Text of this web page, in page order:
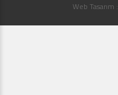
Web Tasarım :